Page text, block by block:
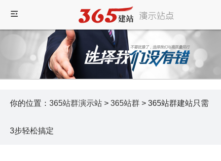
你的位置： 365站群演示站 > 365站群 > 365站群建站只需
3步轻松搞定